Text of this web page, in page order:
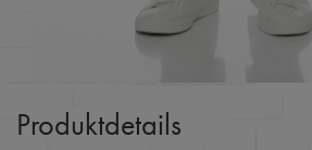
Produktdetails